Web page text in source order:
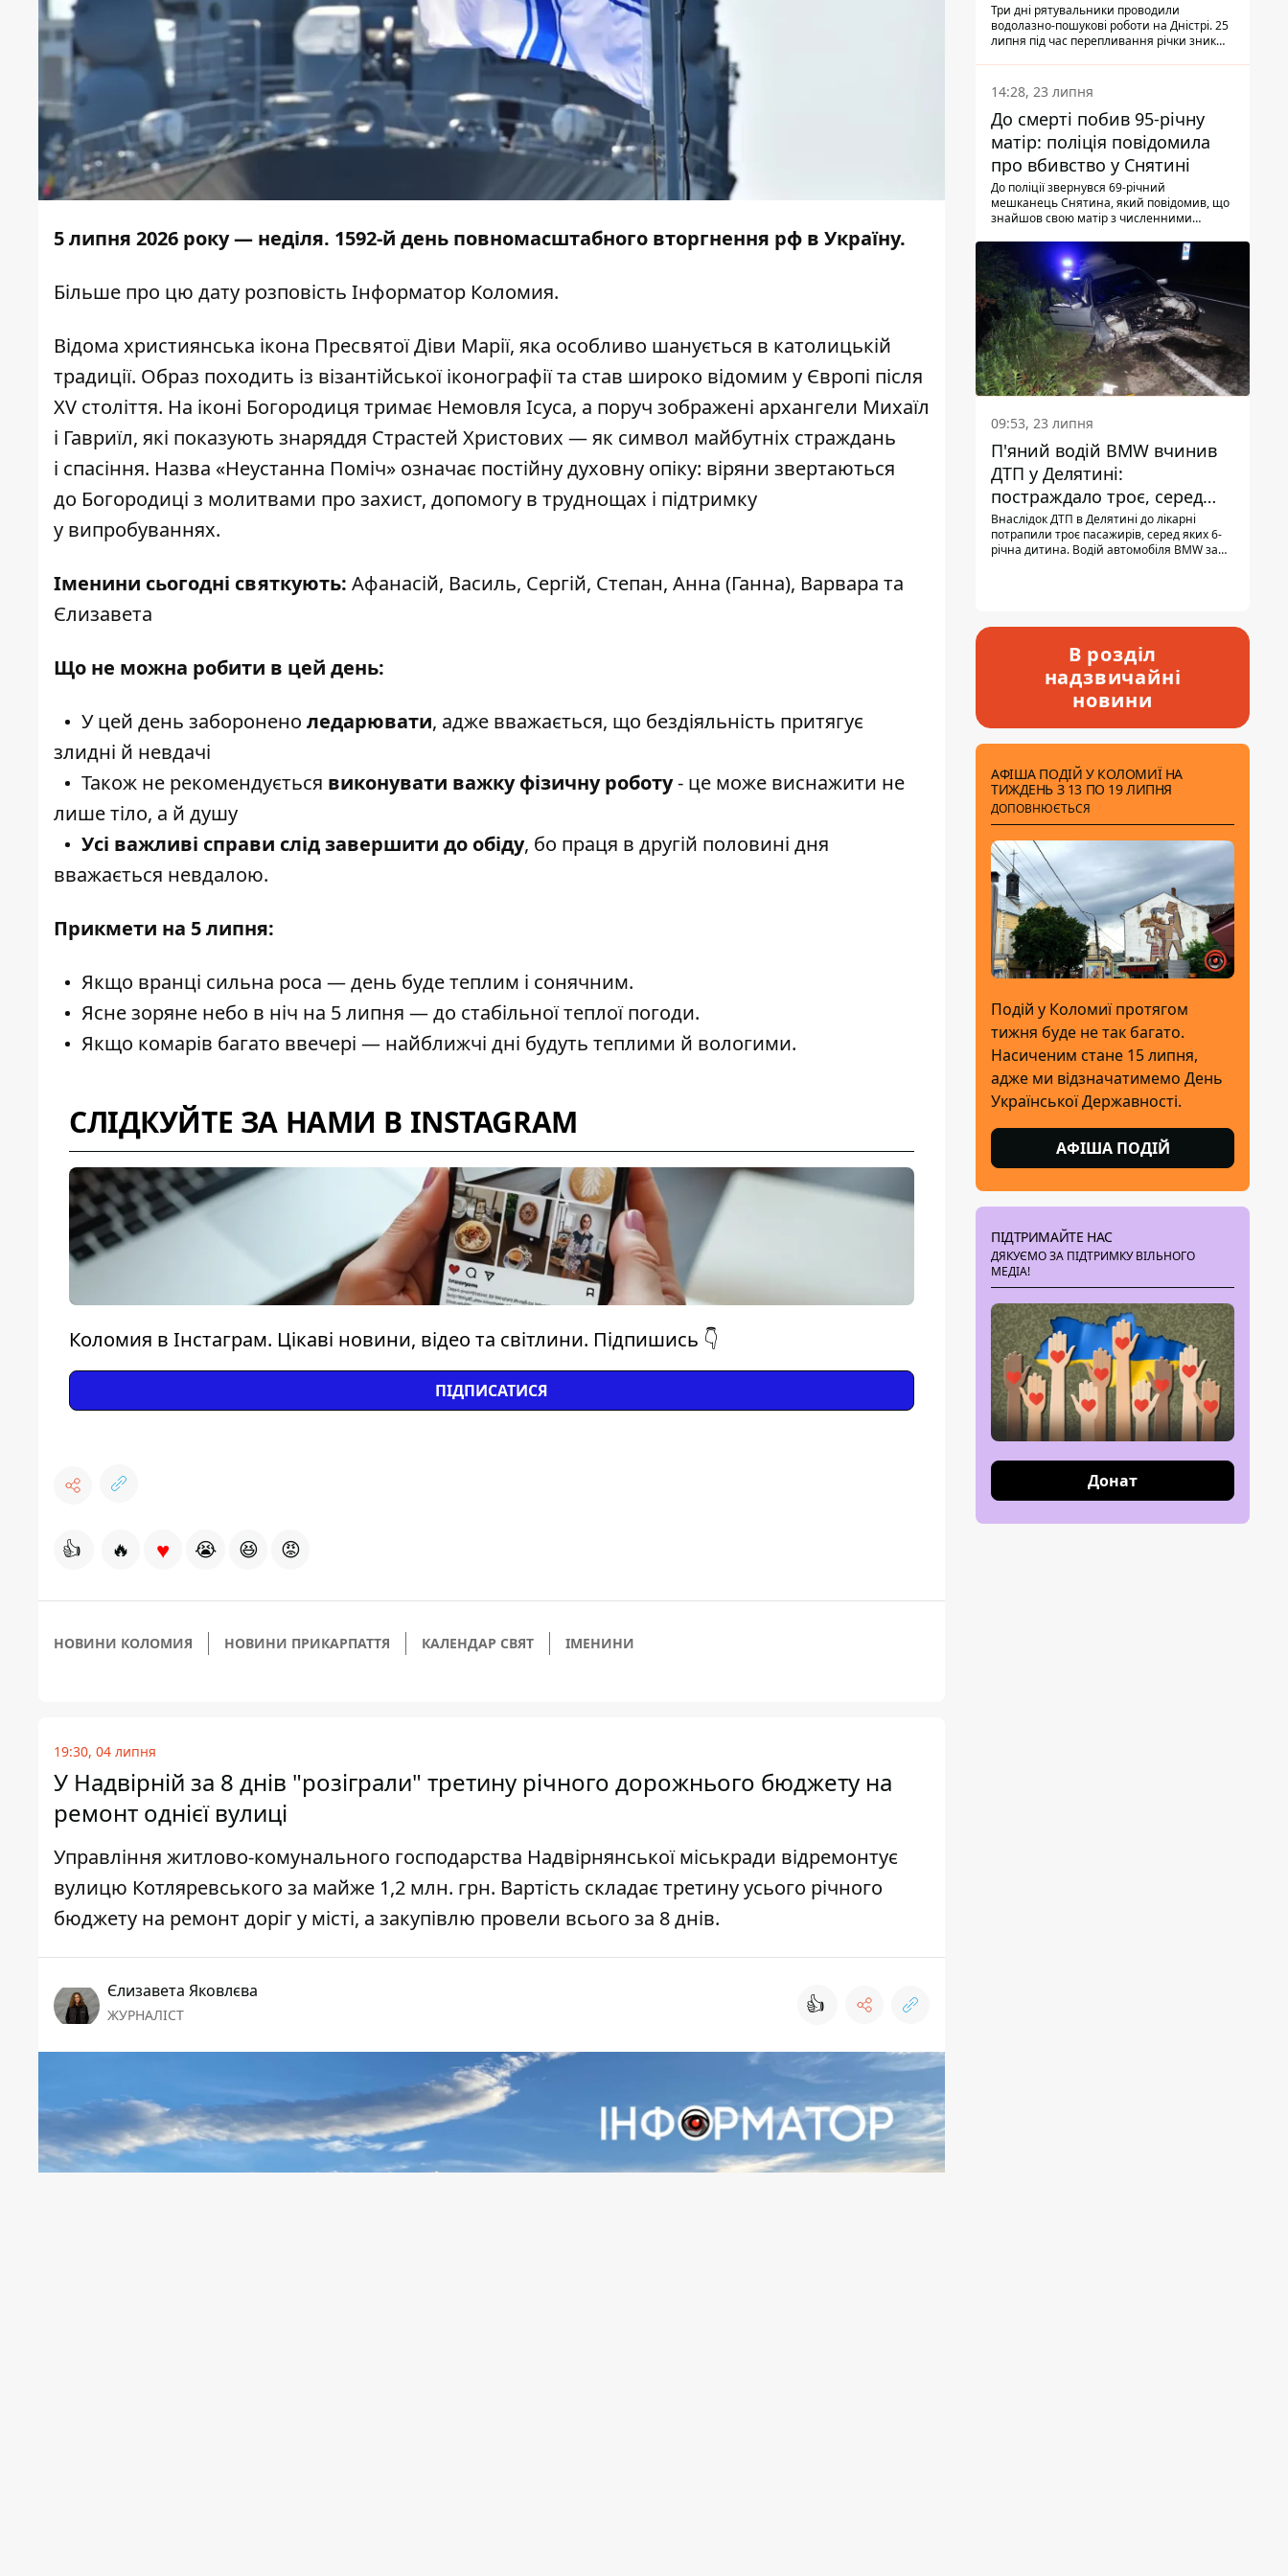
5 липня 2026 року — неділя. 1592-й день повномасштабного вторгнення рф в Україну.
Більше про цю дату розповість Інформатор Коломия.
Відома християнська ікона Пресвятої Діви Марії, яка особливо шанується в католицькій
традиції. Образ походить із візантійської іконографії та став широко відомим у Європі після
XV століття. На іконі Богородиця тримає Немовля Ісуса, а поруч зображені архангели Михаїл
і Гавриїл, які показують знаряддя Страстей Христових — як символ майбутніх страждань
і спасіння. Назва «Неустанна Поміч» означає постійну духовну опіку: віряни звертаються
до Богородиці з молитвами про захист, допомогу в труднощах і підтримку
у випробуваннях.
Іменини сьогодні святкують: Афанасій, Василь, Сергій, Степан, Анна (Ганна), Варвара та
Єлизавета
Що не можна робити в цей день:
У цей день заборонено ледарювати, адже вважається, що бездіяльність притягує
злидні й невдачі
Також не рекомендується виконувати важку фізичну роботу- це може виснажити не
лише тіло, а й душу
Усі важливі справи слід завершити до обіду, бо праця в другій половині дня
вважається невдалою.
Прикмети на 5 липня:
Якщо вранці сильна роса — день буде теплим і сонячним.
Ясне зоряне небо в ніч на 5 липня — до стабільної теплої погоди.
Якщо комарів багато ввечері — найближчі дні будуть теплими й вологими.
СЛІДКУЙТЕ ЗА НАМИ В INSTAGRAM
Коломия в Інстаграм. Цікаві новини, відео та світлини. Підпишись 👇
ПІДПИСАТИСЯ
👍 🔥 ♥ 😭 😆 😡
НОВИНИ КОЛОМИЯ НОВИНИ ПРИКАРПАТТЯ КАЛЕНДАР СВЯТ ІМЕНИНИ
19:30, 04 липня
У Надвірній за 8 днів "розіграли" третину річного дорожнього бюджету на
ремонт однієї вулиці
Управління житлово-комунального господарства Надвірнянської міськради відремонтує
вулицю Котляревського за майже 1,2 млн. грн. Вартість складає третину усього річного
бюджету на ремонт доріг у місті, а закупівлю провели всього за 8 днів.
Єлизавета Яковлєва
ЖУРНАЛІСТ 👍
Три дні рятувальники проводили
водолазно-пошукові роботи на Дністрі. 25
липня під час перепливання річки зник
виявили тіло.
14:28, 23 липня
До смерті побив 95-річну
матір: поліція повідомила
про вбивство у Снятині
До поліції звернувся 69-річний
мешканець Снятина, який повідомив, що
знайшов свою матір з численними
з'ясували правоохоронці, ці травми жінці
наніс її син.
09:53, 23 липня
П'яний водій BMW вчинив
ДТП у Делятині:
постраждало троє, серед
них - дитина
Внаслідок ДТП в Делятині до лікарні
потрапили троє пасажирів, серед яких 6-
річна дитина. Водій автомобіля BMW за
В розділ
надзвичайні
новини
АФІША ПОДІЙ У КОЛОМИЇ НА
ТИЖДЕНЬ З 13 ПО 19 ЛИПНЯ
ДОПОВНЮЄТЬСЯ
Подій у Коломиї протягом
тижня буде не так багато.
Насиченим стане 15 липня,
адже ми відзначатимемо День
Української Державності.
АФІША ПОДІЙ
ПІДТРИМАЙТЕ НАС
ДЯКУЄМО ЗА ПІДТРИМКУ ВІЛЬНОГО
МЕДІА!
Донат